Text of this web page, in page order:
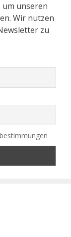
um unseren
Wir nutzen
zu